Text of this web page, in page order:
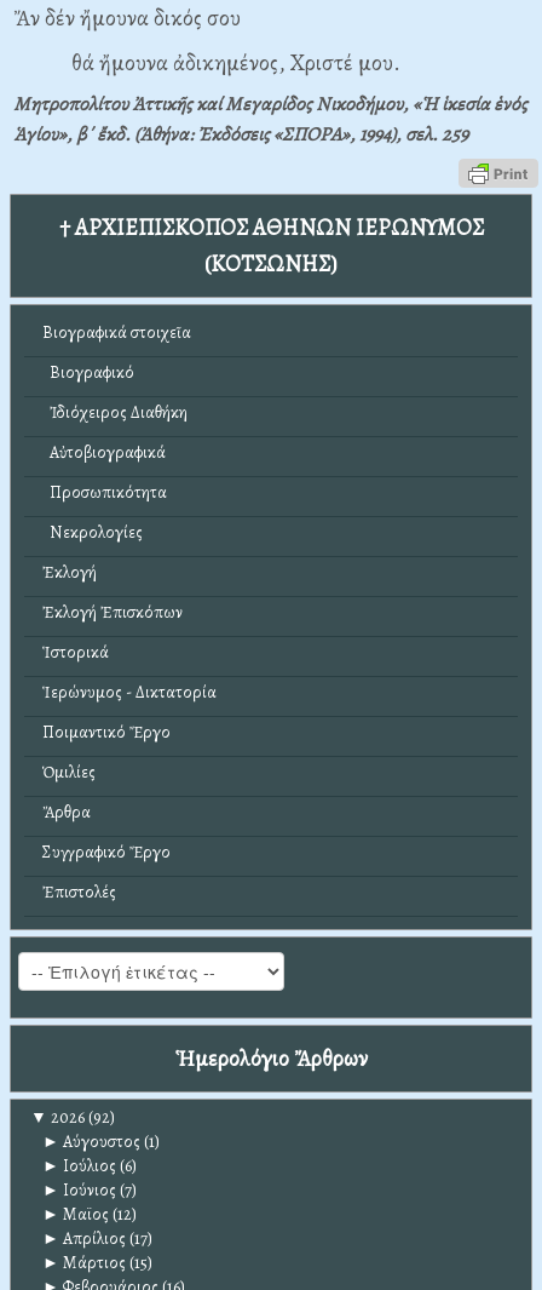
Ἄν δέν ἤμουνα δικός σου
θά ἤμουνα ἀδικημένος, Χριστέ μου.
Μητροπολίτου Ἀττικῆς καί Μεγαρίδος Νικοδήμου, «Ἡ ἱκεσία ἑνός
Ἁγίου», β΄ ἔκδ. (Ἀθήνα: Ἐκδόσεις «ΣΠΟΡΑ», 1994), σελ. 259
† ΑΡΧΙΕΠΙΣΚΟΠΟΣ ΑΘΗΝΩΝ ΙΕΡΩΝΥΜΟΣ
(ΚΟΤΣΩΝΗΣ)
Βιογραφικά στοιχεῖα
Βιογραφικό
Ἰδιόχειρος Διαθήκη
Αὐτοβιογραφικά
Προσωπικότητα
Νεκρολογίες
Ἐκλογή
Ἐκλογή Ἐπισκόπων
Ἱστορικά
Ἱερώνυμος - Δικτατορία
Ποιμαντικό Ἔργο
Ὁμιλίες
Ἄρθρα
Συγγραφικό Ἔργο
Ἐπιστολές
Ἡμερολόγιο Ἄρθρων
▼ 2026(92)
► Αύγουστος (1)
► Ιούλιος (6)
► Ιούνιος (7)
► Μαϊος (12)
► Απρίλιος (17)
► Μάρτιος (15)